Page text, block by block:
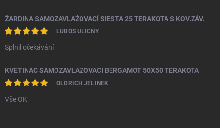
ŽARDINA SAMOZAVLAŽOVACÍ SIESTA 25 TERAKOTA S KOV.ZÁV.
LUBOŠ ULIČNÝ
Splnil očekávání
KVĚTINÁČ SAMOZAVLAŽOVACÍ BERGAMOT 50X50 TERAKOTA
OLDŘICH JELÍNEK
Vše OK